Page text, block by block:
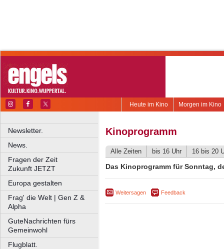
Morgen im Kino
Heute im Kino
Newsletter.
News.
Fragen der Zeit
Zukunft JETZT
Europa gestalten
Frag' die Welt | Gen Z &
Alpha
GuteNachrichten fürs
Gemeinwohl
Flugblatt.
Kinoprogramm
Alle Zeiten bis 16 Uhr 16 bis 20
Das Kinoprogramm für Sonntag,
Weitersagen Feedback